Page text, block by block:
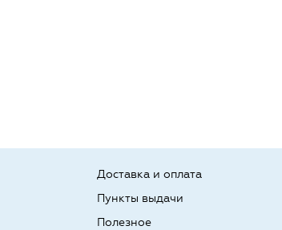
Доставка и оплата
Пункты выдачи
Полезное